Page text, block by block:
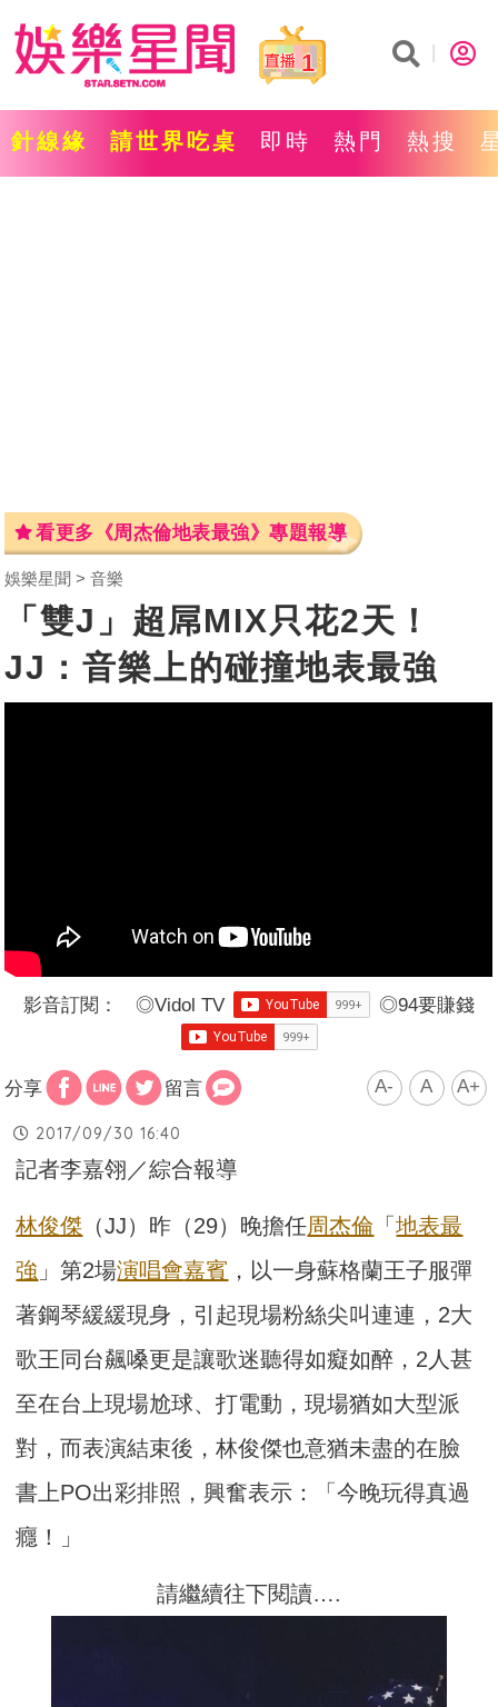
1
針線緣 請世界吃桌 即時 熱門 熱搜
看更多《周杰倫地表最強》專題報導
娛樂星聞 音樂
「雙J」超屌MIX只花2天！
JJ：音樂上的碰撞地表最強
影音訂閱： ◎Vidol TV ◎94要賺錢
分享 留言 A- A A+
2017/09/30 16:40
記者李嘉翎／綜合報導
林俊傑 （JJ）昨（29）晚擔任周杰倫 「地表最
強 」第2場演唱會嘉賓 ，以一身蘇格蘭王子服彈
著鋼琴緩緩現身，引起現場粉絲尖叫連連，2大
歌王同台飆嗓更是讓歌迷聽得如癡如醉，2人甚
至在台上現場尬球、打電動，現場猶如大型派
對，而表演結束後，林俊傑也意猶未盡的在臉
書上PO出彩排照，興奮表示：「今晚玩得真過
癮！」
請繼續往下閱讀….